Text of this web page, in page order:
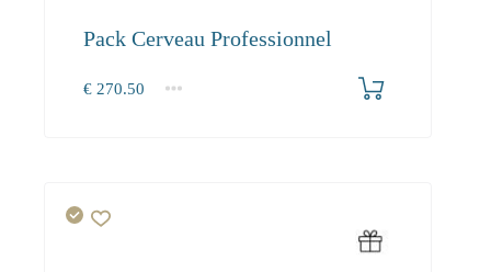
Pack Cerveau Professionnel
€ 270.50
1+